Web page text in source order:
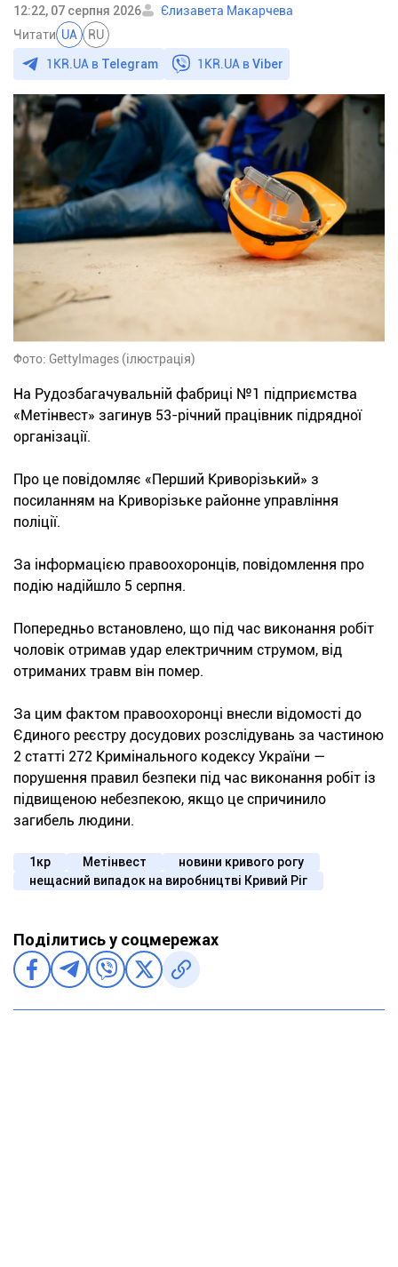
12:22, 07 серпня 2026
Єлизавета Макарчева
Читати UA RU
1KR.UA в Telegram 1KR.UA вViber
Фото: GettyImages (ілюстрація)
На Рудозбагачувальній фабриці №1 підприємства
«Метінвест» загинув 53-річний працівник підрядної
організації.
Про це повідомляє «Перший Криворізький» з
посиланням на Криворізьке районне управління
поліції.
За інформацією правоохоронців, повідомлення про
подію надійшло 5 серпня.
Попередньо встановлено, що під час виконання робіт
чоловік отримав удар електричним струмом, від
отриманих травм він помер.
За цим фактом правоохоронці внесли відомості до
Єдиного реєстру досудових розслідувань за частиною
2 статті 272 Кримінального кодексу України —
порушення правил безпеки під час виконання робіт із
підвищеною небезпекою, якщо це спричинило
загибель людини.
1кр Метінвест
новини кривого рогу
нещасний випадок на виробництві Кривий Ріг
Поділитись у соцмережах